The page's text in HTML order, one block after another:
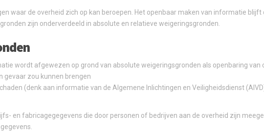
waar de overheid zich op kan beroepen. Het openbaar maken van informatie blijft
zijn onderverdeeld in absolute en relatieve weigeringsgronden.
wordt afgewezen op grond van absolute weigeringsgronden als openbaring van
gevaar zou kunnen brengen
(denk aan informatie van de Algemene Inlichtingen en Veiligheidsdienst
en fabricagegegevens die door personen of bedrijven aan de overheid zijn